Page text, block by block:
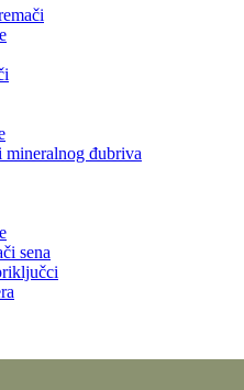
mineralnog đubriva
sena